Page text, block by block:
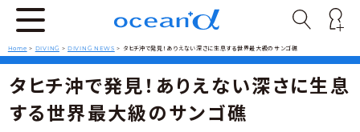
Home > DIVING >DIVING NEWS > タヒチ沖で発見！ありえない深さに生息する世界最大級のサンゴ礁
タヒチ沖で発見！ありえない深さに生息
する世界最大級のサンゴ礁